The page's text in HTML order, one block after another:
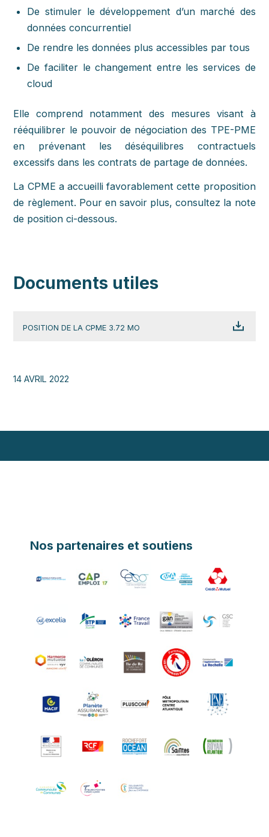
De stimuler le développement d’un marché des
données concurrentiel
De rendre les données plus accessibles par tous
De faciliter le changement entre les services de
cloud
Elle comprend notamment des mesures visant à
rééquilibrer le pouvoir de négociation des TPE-PME
en prévenant les déséquilibres contractuels
excessifs dans les contrats de partage de données.
La CPME a accueilli favorablement cette proposition
de règlement. Pour en savoir plus, consultez la note
de position ci-dessous.
Documents utiles
POSITION DE LA CPME 3.72 MO
14 AVRIL 2022
Nos partenaires et soutiens